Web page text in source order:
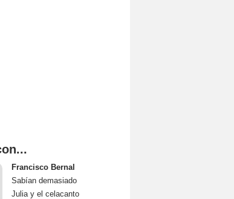
Francisco Bernal
Sabían demasiado
Julia y el celacanto